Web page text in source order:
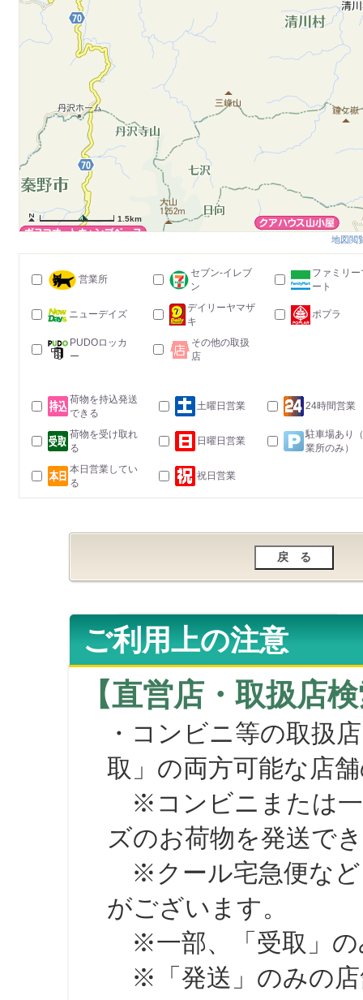
1.5km
地図閲
営業所
セブン-イレブ
ン
ファミリー
ート
ニューデイズ
デイリーヤマザ
キ
ポプラ
PUDOロッカ
ー
その他の取扱
店
荷物を持込発送
できる
土曜日営業 24時間営業
荷物を受け取れ
る
日曜日営業
駐車場あり
業所のみ）
本日営業してい
る
祝日営業
ご利用上の注意
【直営店・取扱店
・コンビニ等の取扱
取」の両方可能な店
※コンビニまたは一
ズのお荷物を発送で
※クール宅急便など
がございます。
※一部、「受取」の
※「発送」のみの店